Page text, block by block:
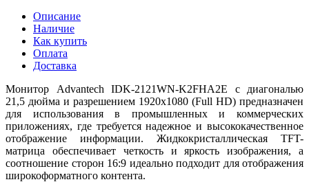
Описание
Наличие
Как купить
Оплата
Доставка
Монитор Advantech IDK-2121WN-K2FHA2E с диагональю
21,5 дюйма и разрешением 1920x1080 (Full HD) предназначен
для использования в промышленных и коммерческих
приложениях, где требуется надежное и высококачественное
отображение информации. Жидкокристаллическая TFT-
матрица обеспечивает четкость и яркость изображения, а
соотношение сторон 16:9 идеально подходит для отображения
широкоформатного контента.